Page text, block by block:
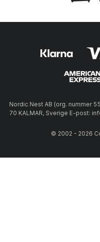
Nordic Nest AB (org. nummer
70 KALMAR, Sverige E-post:
© 2002 - 2026